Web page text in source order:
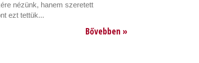
nézünk, hanem szeretett
ezt tettük...
Bővebben »